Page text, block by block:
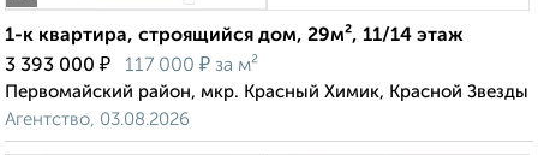
1-к квартира, строящийся дом, 29м², 11/14 этаж
3 393 000 ₽ 117 000 ₽ за м²
Первомайский район, мкр. Красный Химик, Красной Звезды
Агентство, 03.08.2026